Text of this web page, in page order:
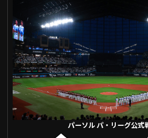
1軍公式戦
ファーム東地区
ファーム中地区
ファーム西地区
交流戦
選手名鑑
選手名鑑トップ
北海道日本ハムファイターズ
東北楽天ゴールデンイーグルス
埼玉西武ライオンズ
千葉ロッテマリーンズ
オリックス・バファローズ
福岡ソフトバンクホークス
ニュース
設定
パーソル パ・リーグ公式